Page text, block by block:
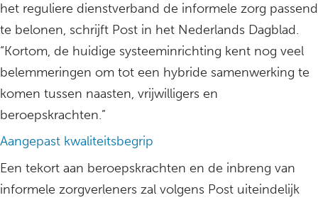
het reguliere dienstverband de informele zorg passend
te belonen, schrijft Post in het Nederlands Dagblad.
“Kortom, de huidige systeeminrichting kent nog veel
belemmeringen om tot een hybride samenwerking te
komen tussen naasten, vrijwilligers en
beroepskrachten.”
Aangepast kwaliteitsbegrip
Een tekort aan beroepskrachten en de inbreng van
informele zorgverleners zal volgens Post uiteindelijk